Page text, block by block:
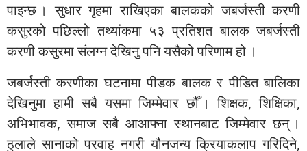
पाइन्छ । सुधार गृहमा राखिएका बालकको जबर्जस्ती करणी
कसुरको पछिल्लो तथ्यांकमा ५३ प्रतिशत बालक जबर्जस्ती
करणी कसुरमा संलग्न देखिनु पनि यसैको परिणाम हो ।
जबर्जस्ती करणीका घटनामा पीडक बालक र पीडित बालिका
देखिनुमा हामी सबै यसमा जिम्मेवार छौँ । शिक्षक, शिक्षिका,
अभिभावक, समाज सबै आआफ्ना स्थानबाट जिम्मेवार छन् ।
ठुलाले सानाको परवाह नगरी यौनजन्य क्रियाकलाप गरिदिने,